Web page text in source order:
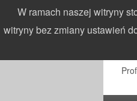
W ramach naszej witryny
witryny bez zmiany ustawień